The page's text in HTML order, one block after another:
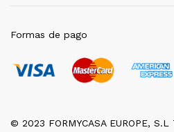
© 2023 FORMYCASA EUROPE,
Formas de pago